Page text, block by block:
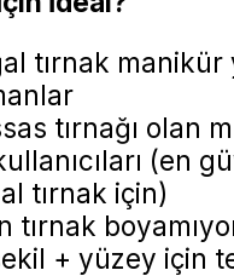
tırnak manikür
tırnağı olan
(en
tırnak için)
tırnak
+ yüzey için